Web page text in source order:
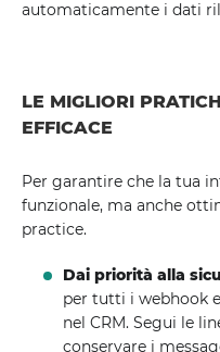
automaticamente i dati
LE MIGLIORI
EFFICACE
Per garantire che la tua
funzionale, ma anche
practice.
Dai priorità alla
per tutti i webhook
nel CRM. Segui le
conservare i